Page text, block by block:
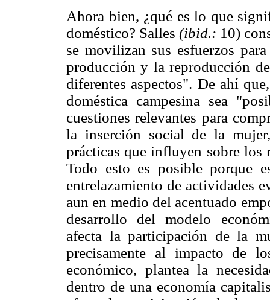
Ahora bien, ¿qué es lo que
doméstico? Salles(ibid.: 10)
se movilizan sus esfuerzos
producción y la reproducción
diferentes aspectos". De ahí
doméstica campesina sea
cuestiones relevantes para
la inserción social de la
prácticas que influyen sobre los
Todo esto es posible porque
entrelazamiento de actividades
aun en medio del acentuado
desarrollo del modelo
afecta la participación de la
precisamente al impacto de
económico, plantea la
dentro de una economía